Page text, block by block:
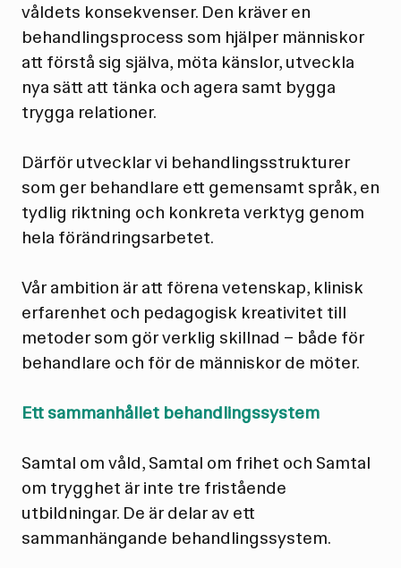
våldets konsekvenser. Den kräver en
behandlingsprocess som hjälper människor
att förstå sig själva, möta känslor, utveckla
nya sätt att tänka och agera samt bygga
trygga relationer.
Därför utvecklar vi behandlingsstrukturer
som ger behandlare ett gemensamt språk, en
tydlig riktning och konkreta verktyg genom
hela förändringsarbetet.
Vår ambition är att förena vetenskap, klinisk
erfarenhet och pedagogisk kreativitet till
metoder som gör verklig skillnad – både för
behandlare och för de människor de möter.
Ett sammanhållet behandlingssystem
Samtal om våld, Samtal om frihet och Samtal
om trygghet är inte tre fristående
utbildningar. De är delar av ett
sammanhängande behandlingssystem.